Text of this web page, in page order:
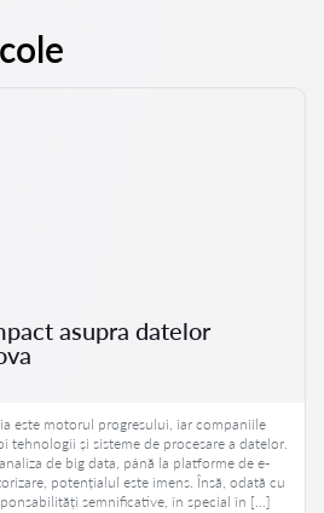
asupra datelor
este motorul progresului, iar companiile
și sisteme de procesare a datelor.
de big data, până la platforme de e-
potențialul este imens. Însă, odată cu
semnificative, în special în […]